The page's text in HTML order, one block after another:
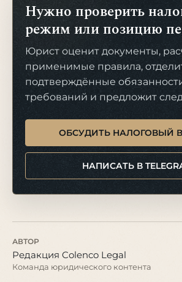
Нужно проверить
режим или позицию
Юрист оценит документы,
применимые правила,
подтверждённые
требований и предложит
ОБСУДИТЬ НАЛОГОВЫЙ
НАПИСАТЬ В
АВТОР
Редакция Colenco Legal
Команда юридического контента